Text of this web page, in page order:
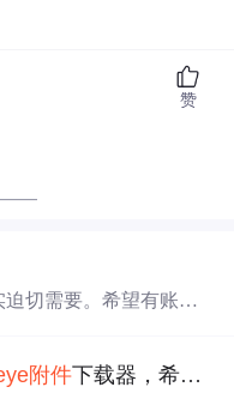
赞
——
切需要。希望有账号
编辑器 你好！
附件下载器，希望大家好好爱惜